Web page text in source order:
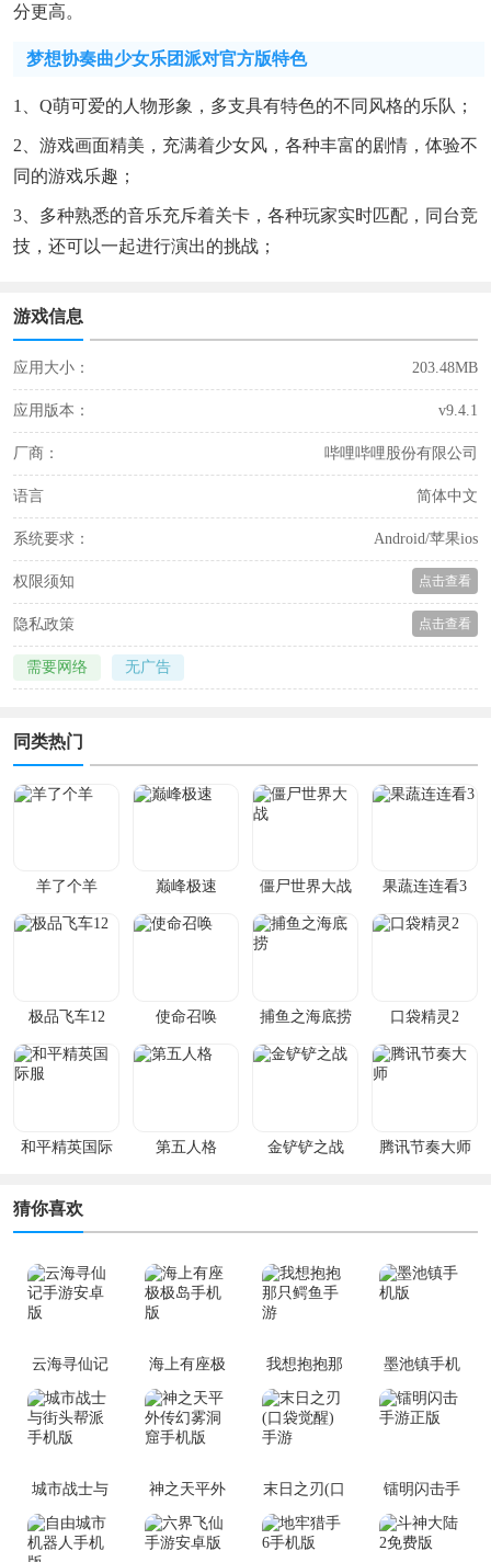
分更高。
梦想协奏曲少女乐团派对官方版特色
1、Q萌可爱的人物形象，多支具有特色的不同风格的乐队；
2、游戏画面精美，充满着少女风，各种丰富的剧情，体验不
同的游戏乐趣；
3、多种熟悉的音乐充斥着关卡，各种玩家实时匹配，同台竞
技，还可以一起进行演出的挑战；
游戏信息
应用大小： 203.48MB
应用版本： v9.4.1
厂商： 哔哩哔哩股份有限公司
语言 简体中文
系统要求： Android/苹果ios
权限须知 点击查看
隐私政策 点击查看
需要网络 无广告
同类热门
羊了个羊 巅峰极速 僵尸世界大战 果蔬连连看3
极品飞车12 使命召唤 捕鱼之海底捞 口袋精灵2
和平精英国际
第五人格 金铲铲之战 腾讯节奏大师
猜你喜欢
云海寻仙记
手游安卓版
海上有座极
极岛手机版
我想抱抱那
只鳄鱼手游
墨池镇手机
城市战士与
街头帮派手
机版
神之天平外
传幻雾洞窟
手机版
末日之刃(口
袋觉醒)手游
镭明闪击手